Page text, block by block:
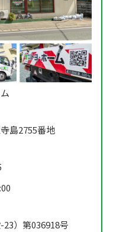
島2755番地
）第036918号